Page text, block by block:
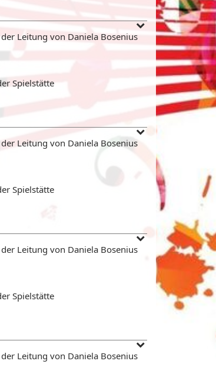
Leitung von Daniela Bosenius
Spielstätte
Leitung von Daniela Bosenius
Spielstätte
Leitung von Daniela Bosenius
Spielstätte
Leitung von Daniela Bosenius